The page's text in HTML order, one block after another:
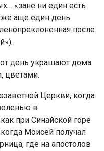
«зане ни един есть
аще един день
после
день украшают дома
цветами.
Церкви, когда
в
при Синайской горе
Моисей получал
где на апостолов